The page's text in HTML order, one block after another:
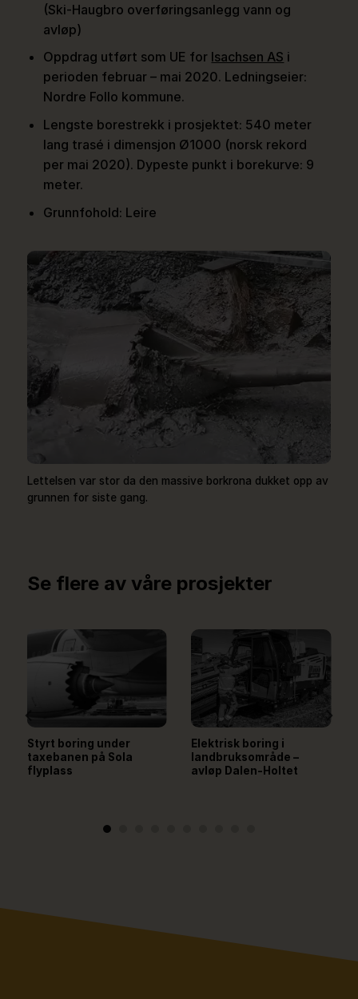
(Ski-Haugbro overføringsanlegg vann og
avløp)
Oppdrag utført som UE for Isachsen AS i
perioden februar – mai 2020. Ledningseier:
Nordre Follo kommune.
Lengste borestrekk i prosjektet: 540 meter
lang trasé i dimensjon Ø1000 (norsk rekord
per mai 2020). Dypeste punkt i borekurve: 9
meter.
Grunnfohold: Leire
Lettelsen var stor da den massive borkrona dukket opp av
grunnen for siste gang.
Se flere av våre prosjekter
Styrt boring under
taxebanen på Sola
flyplass
Elektrisk boring i
landbruksområde –
avløp Dalen-Holtet